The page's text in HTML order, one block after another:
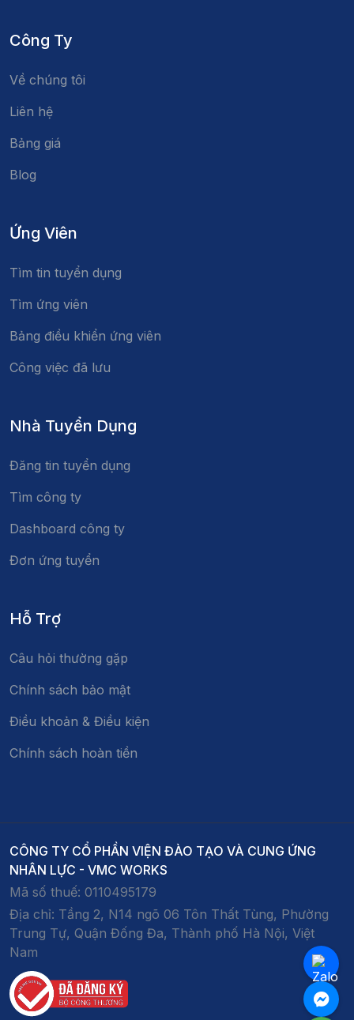
Công Ty
Về chúng tôi
Liên hệ
Bảng giá
Blog
Ứng Viên
Tìm tin tuyển dụng
Tìm ứng viên
Bảng điều khiển ứng viên
Công việc đã lưu
Nhà Tuyển Dụng
Đăng tin tuyển dụng
Tìm công ty
Dashboard công ty
Đơn ứng tuyển
Hỗ Trợ
Câu hỏi thường gặp
Chính sách bảo mật
Điều khoản & Điều kiện
Chính sách hoàn tiền
CÔNG TY CỔ PHẦN VIỆN ĐÀO TẠO VÀ CUNG ỨNG
NHÂN LỰC - VMC WORKS
Mã số thuế: 0110495179
Địa chỉ: Tầng 2, N14 ngõ 06 Tôn Thất Tùng, Phường
Trung Tự, Quận Đống Đa, Thành phố Hà Nội, Việt
Nam